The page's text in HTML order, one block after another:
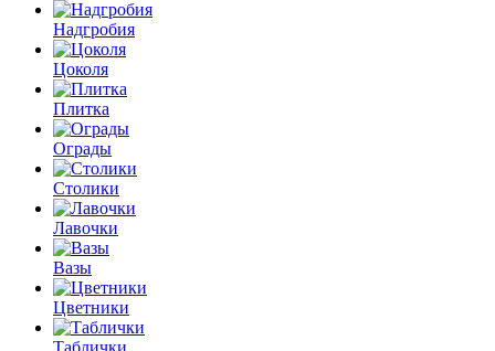
Надгробия
Цоколя
Плитка
Ограды
Столики
Лавочки
Вазы
Цветники
Таблички